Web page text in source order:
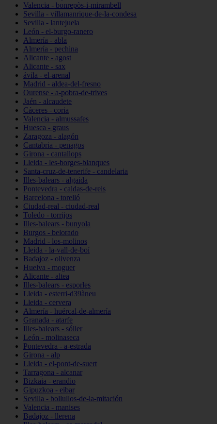
Valencia - bonrepòs-i-mirambell
Sevilla - villamanrique-de-la-condesa
Sevilla - lantejuela
León - el-burgo-ranero
Almería - abla
Almería - pechina
Alicante - agost
Alicante - sax
ávila - el-arenal
Madrid - aldea-del-fresno
Ourense - a-pobra-de-trives
Jaén - alcaudete
Cáceres - coria
Valencia - almussafes
Huesca - graus
Zaragoza - alagón
Cantabria - penagos
Girona - cantallops
Lleida - les-borges-blanques
Santa-cruz-de-tenerife - candelaria
Illes-balears - algaida
Pontevedra - caldas-de-reis
Barcelona - torelló
Ciudad-real - ciudad-real
Toledo - torrijos
Illes-balears - bunyola
Burgos - belorado
Madrid - los-molinos
Lleida - la-vall-de-boí
Badajoz - olivenza
Huelva - moguer
Alicante - altea
Illes-balears - esporles
Lleida - esterri-d39àneu
Lleida - cervera
Almería - huércal-de-almería
Granada - atarfe
Illes-balears - sóller
León - molinaseca
Pontevedra - a-estrada
Girona - alp
Lleida - el-pont-de-suert
Tarragona - alcanar
Bizkaia - erandio
Gipuzkoa - eibar
Sevilla - bollullos-de-la-mitación
Valencia - manises
Badajoz - llerena